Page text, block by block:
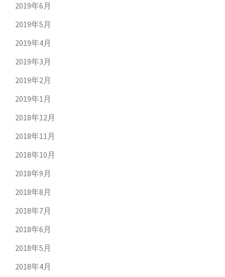
2019年6月
2019年5月
2019年4月
2019年3月
2019年2月
2019年1月
2018年12月
2018年11月
2018年10月
2018年9月
2018年8月
2018年7月
2018年6月
2018年5月
2018年4月